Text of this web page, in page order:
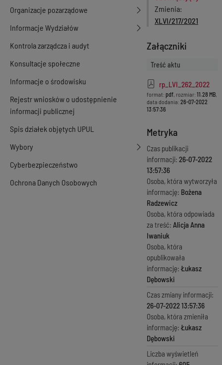
Organizacje pozarządowe
Informacje Wydziałów
Kontrola zarządcza i audyt
Konsultacje społeczne
Informacje o środowisku
Rejestr wniosków o udostępnienie
informacji publicznej
Spis działek objętych UPUL
Wybory
Cyberbezpieczeństwo
Ochrona Danych Osobowych
Zmienia
XLVI/217/2021
Załączniki
Treść aktu
rp_LVI_262_2022
format: pdf, rozmiar: 11.28 MB,
data dodania: 26-07-2022
13:57:36
Metryka
Czas publikacji
informacji: 26-07-2022
13:57:36
Osoba, która wytworzyła
informację: Bożena
Radzewicz
Osoba, która odpowiada
za treść: Alicja Anna
Iwaniuk
Osoba, która
opublikowała
informację: Łukasz
Dębowski
Czas zmiany informacji:
26-07-2022 13:57:36
Osoba, która zmieniła
informację: Łukasz
Dębowski
Liczba wyświetleń